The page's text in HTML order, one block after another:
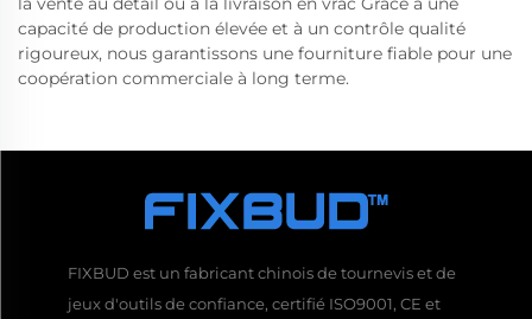
capacité de production élevée et à un contrôle qualité
rigoureux, nous garantissons une fourniture fiable pour une
coopération commerciale à long terme.
FIXBUD est un fabricant chinois de tournevis et de
jeux d'outils de confiance, certifié ISO9001, CE et